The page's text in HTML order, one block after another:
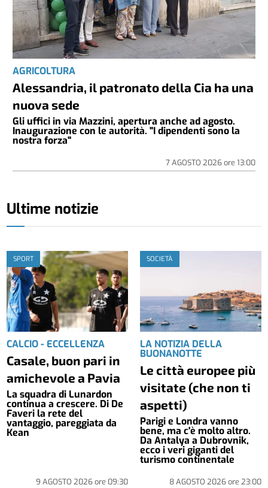
AGRICOLTURA
Alessandria, il patronato della Cia ha una
nuova sede
Gli uffici in via Mazzini, apertura anche ad agosto.
Inaugurazione con le autorità. "I dipendenti sono la
nostra forza"
7 AGOSTO 2026ore 13:00
Ultime notizie
SPORT
CALCIO - ECCELLENZA
Casale, buon pari in
amichevole a Pavia
La squadra di Lunardon
continua a crescere. Di De
Faveri la rete del
vantaggio, pareggiata da
Kean
9 AGOSTO 2026ore 09:30
SOCIETÀ
LA NOTIZIA DELLA
BUONANOTTE
Le città europee più
visitate (che non ti
aspetti)
Parigi e Londra vanno
bene, ma c'è molto altro.
Da Antalya a Dubrovnik,
ecco i veri giganti del
turismo continentale
8 AGOSTO 2026ore 23:00